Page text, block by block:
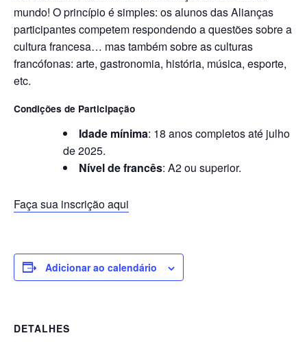
mundo! O princípio é simples: os alunos das Alianças
participantes competem respondendo a questões sobre a
cultura francesa… mas também sobre as culturas
francófonas: arte, gastronomia, história, música, esporte,
etc.
Condições de Participação
Idade mínima: 18 anos completos até julho
de 2025.
Nível de francês: A2 ou superior.
Faça sua inscrição aqui
Adicionar ao calendário
DETALHES